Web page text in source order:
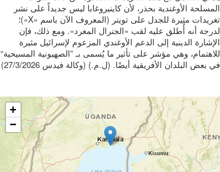
الأوغندية بحذر، لأن كاينيروغابا ليس جديداً على نشر
تغريدات مثيرة للجدل على تويتر (المعروف الآن باسم «X»)؛
أنه أُطلق عليه لقب «الجنرال المغرد». ومع ذلك، فإن
الدينية إلى الدعم الأوغندي المزعوم لإسرائيل مثيرة
وهي مؤشر على تأثير ما يُسمى بـ ”الصهيونية المسيحية“
البلدان الأفريقية أيضًا. (ل.م.) (وكالة فيدس 27/3/2026)
−